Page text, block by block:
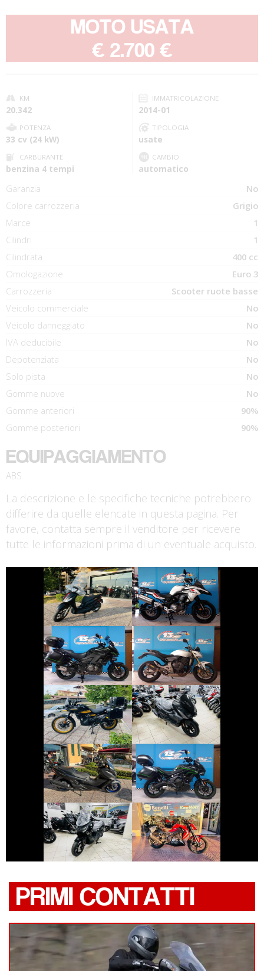
MOTO USATA
€ 2.700 €
KM
20.342
IMMATRICOLAZIONE
2014-01
POTENZA
33 cv (24 kW)
TIPOLOGIA
usate
CARBURANTE
benzina 4 tempi
CAMBIO
automatico
Garanzia
No
Colore carrozzeria
Grigio
Marce
1
Cilindri
1
Cilindrata
400 cc
Omologazione
Euro 3
Carrozzeria
Scooter ruote basse
Veicolo commerciale
No
Veicolo danneggiato
No
IVA deducibile
No
Depotenziata
No
Solo pista
No
Gomme nuove
No
Gomme anteriori
90%
Gomme posteriori
90%
EQUIPAGGIAMENTO
ABS
La descrizione e le specifiche tecniche potrebbero
differire da quelle elencate in questa pagina. Per
favore, contatta sempre il venditore per ricevere
tutte le informazioni prima di un eventuale acquisto.
PIAGGIO MEDLEY BENELLI TRK
KAWASAKI
VERSYS
€ 9.990 €
HONDA HORNET
€ 3.490 €
ROYAL-ENFIELD
HIMALAYAN
€ 4.999 €
SYM JET
€ 2.590 €
SUZUKI
BURGMAN-400-
650
€ 4.890 €
KAWASAKI
VERSYS
€ 5.890 €
SYM JOYRIDE
€ 4.290 €
KEEWAY RKF
€ 2.800 €
PRIMI CONTATTI